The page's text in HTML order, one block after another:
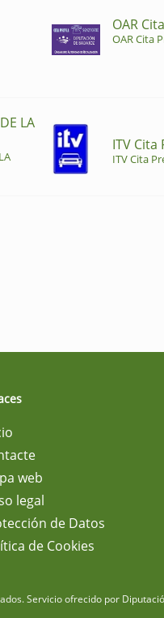
OAR
OAR Cita
LA
ITV Cita
ITV Cita
web
legal
de Datos
de Cookies
Servicio ofrecido por